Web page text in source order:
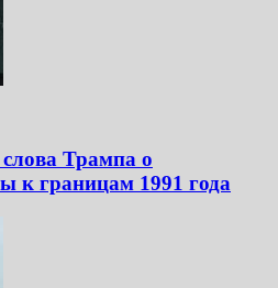
Трампа о
к границам 1991 года